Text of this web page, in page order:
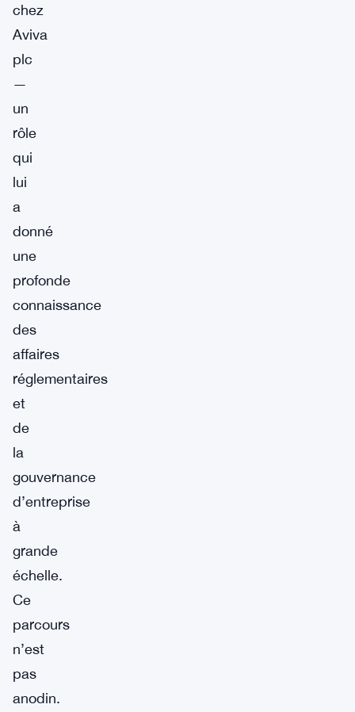
chez
Aviva
plc
—
un
rôle
qui
lui
a
donné
une
profonde
connaissance
des
affaires
réglementaires
et
de
la
gouvernance
d’entreprise
à
grande
échelle.
Ce
parcours
n’est
pas
anodin.